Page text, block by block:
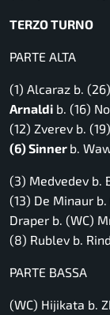
TERZO TURNO
PARTE ALTA
(1) Alcaraz b.
Arnaldi b. (16)
(12) Zverev b.
(6) Sinner b.
(3) Medvedev b.
(13) De Minaur
Draper b. (WC)
(8) Rublev b.
PARTE BASSA
(WC) Hijikata b.